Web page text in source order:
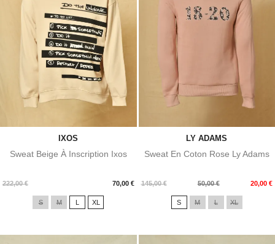
IXOS
Sweat Beige À Inscription Ixos
222,00 € 70,00 €
Prix
S M L XL
LY ADAMS
Sweat En Coton Rose Ly Adams
145,00 €
Prix
50,00 € 20,00 €
Prix
S M L XL